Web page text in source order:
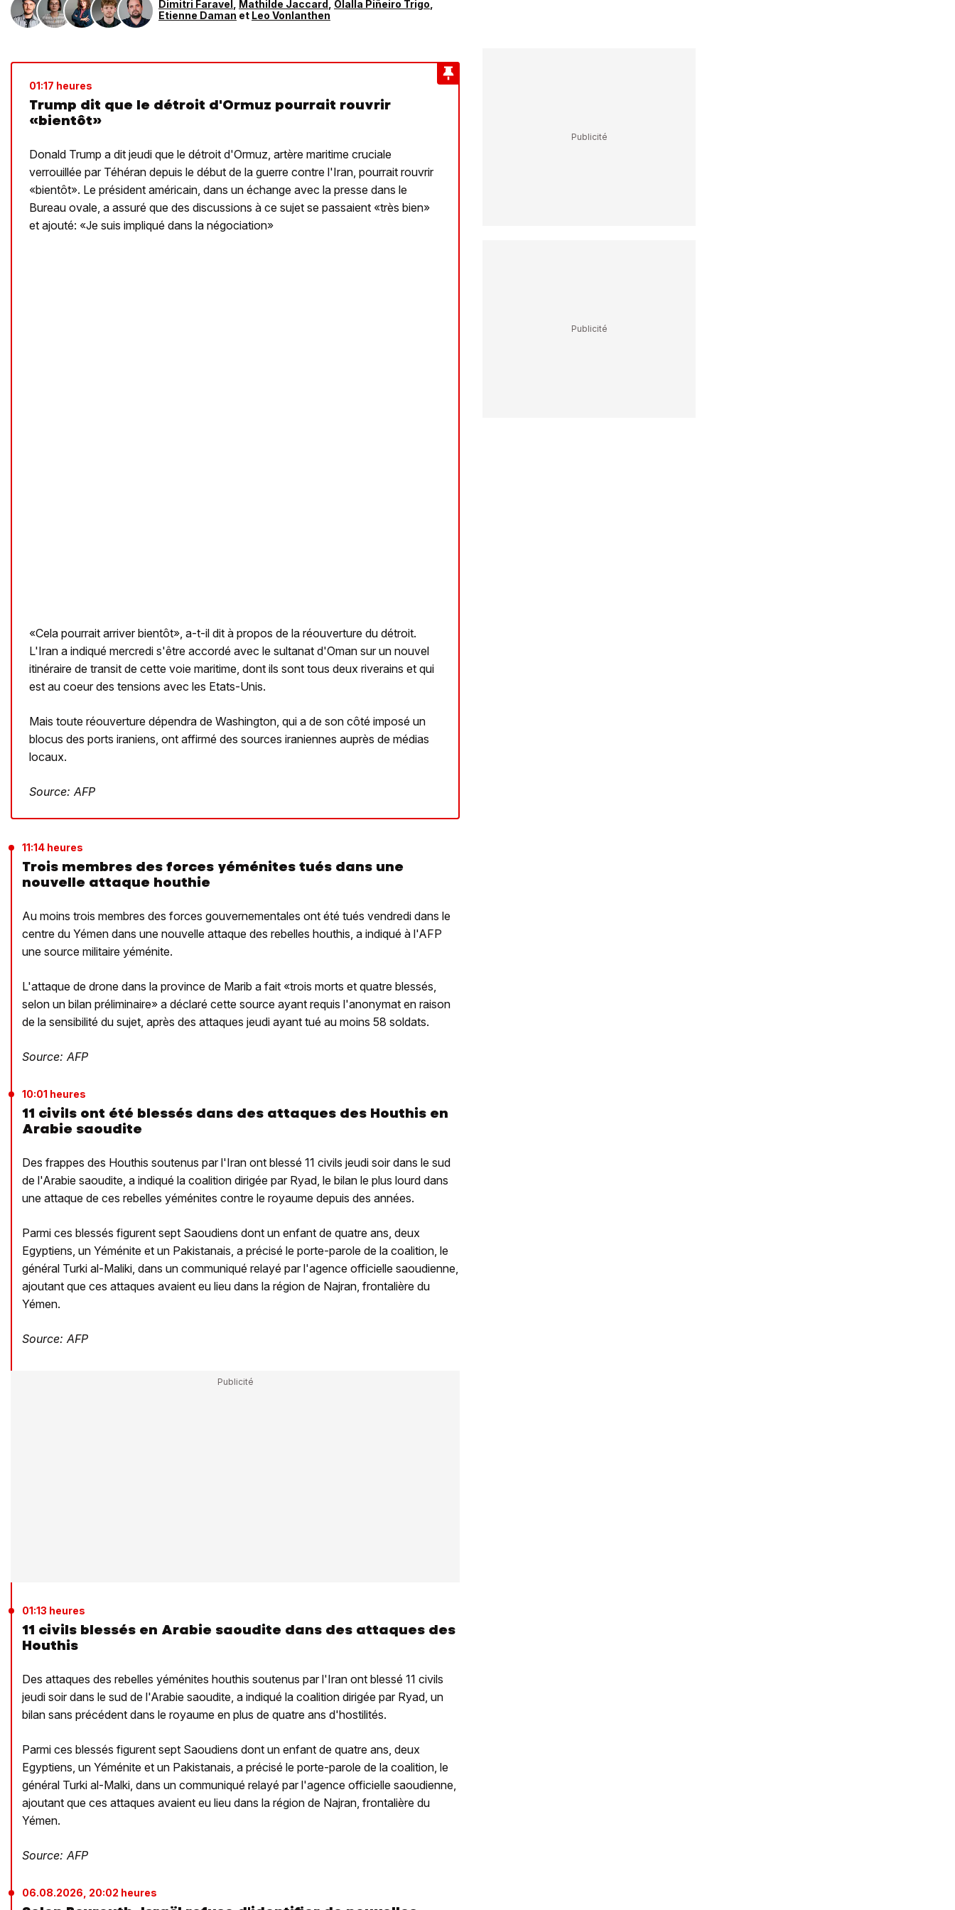
Dimitri Faravel Mathilde Jaccard Olalla Piñeiro Trigo
Etienne Daman et Leo Vonlanthen
01:17 heures
Trump dit que le détroit d'Ormuz pourrait rouvrir
«bientôt»
Donald Trump a dit jeudi que le détroit d'Ormuz, artère maritime cruciale
verrouillée par Téhéran depuis le début de la guerre contre l'Iran, pourrait rouvrir
«bientôt». Le président américain, dans un échange avec la presse dans le
Bureau ovale, a assuré que des discussions à ce sujet se passaient «très bien»
et ajouté: «Je suis impliqué dans la négociation»
«Cela pourrait arriver bientôt», a-t-il dit à propos de la réouverture du détroit.
L'Iran a indiqué mercredi s'être accordé avec le sultanat d'Oman sur un nouvel
itinéraire de transit de cette voie maritime, dont ils sont tous deux riverains et qui
est au coeur des tensions avec les Etats-Unis.
Mais toute réouverture dépendra de Washington, qui a de son côté imposé un
blocus des ports iraniens, ont affirmé des sources iraniennes auprès de médias
locaux.
Source: AFP
11:14 heures
Trois membres des forces yéménites tués dans une
nouvelle attaque houthie
Au moins trois membres des forces gouvernementales ont été tués vendredi dans le
centre du Yémen dans une nouvelle attaque des rebelles houthis, a indiqué à l'AFP
une source militaire yéménite.
L'attaque de drone dans la province de Marib a fait «trois morts et quatre blessés,
selon un bilan préliminaire» a déclaré cette source ayant requis l'anonymat en raison
de la sensibilité du sujet, après des attaques jeudi ayant tué au moins 58 soldats.
Source: AFP
10:01 heures
11 civils ont été blessés dans des attaques des Houthis en
Arabie saoudite
Des frappes des Houthis soutenus par l'Iran ont blessé 11 civils jeudi soir dans le sud
de l'Arabie saoudite, a indiqué la coalition dirigée par Ryad, le bilan le plus lourd dans
une attaque de ces rebelles yéménites contre le royaume depuis des années.
Parmi ces blessés figurent sept Saoudiens dont un enfant de quatre ans, deux
Egyptiens, un Yéménite et un Pakistanais, a précisé le porte-parole de la coalition, le
général Turki al-Maliki, dans un communiqué relayé par l'agence officielle saoudienne,
ajoutant que ces attaques avaient eu lieu dans la région de Najran, frontalière du
Yémen.
Source: AFP
01:13 heures
11 civils blessés en Arabie saoudite dans des attaques des
Houthis
Des attaques des rebelles yéménites houthis soutenus par l'Iran ont blessé 11 civils
jeudi soir dans le sud de l'Arabie saoudite, a indiqué la coalition dirigée par Ryad, un
bilan sans précédent dans le royaume en plus de quatre ans d'hostilités.
Parmi ces blessés figurent sept Saoudiens dont un enfant de quatre ans, deux
Egyptiens, un Yéménite et un Pakistanais, a précisé le porte-parole de la coalition, le
général Turki al-Malki, dans un communiqué relayé par l'agence officielle saoudienne,
ajoutant que ces attaques avaient eu lieu dans la région de Najran, frontalière du
Yémen.
Source: AFP
06.08.2026, 20:02 heures